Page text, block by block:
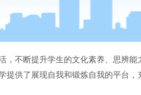
，不断提升学生的文化素养、思辨能
提供了展现自我和锻炼自我的平台，